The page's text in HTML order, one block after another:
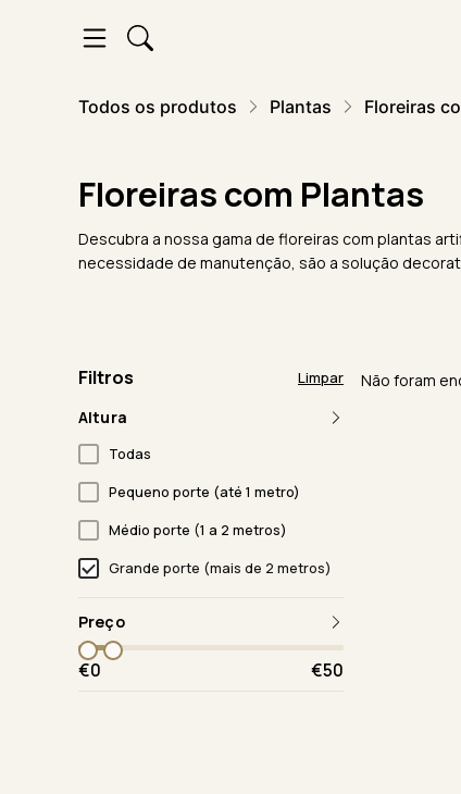
Todos os produtos Plantas Floreiras
Floreiras com Plantas
Descubra a nossa gama de floreiras com plantas
necessidade de manutenção, são a solução
Filtros Limpar
Altura
Todas
Pequeno porte (até 1 metro)
Médio porte (1 a 2 metros)
Grande porte (mais de 2 metros)
Preço
€0 €50
Não foram